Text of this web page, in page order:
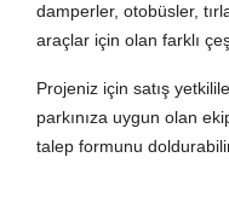
damperler, otobüsler,
araçlar için olan farklı
Projeniz için satış
parkınıza uygun olan
talep formunu